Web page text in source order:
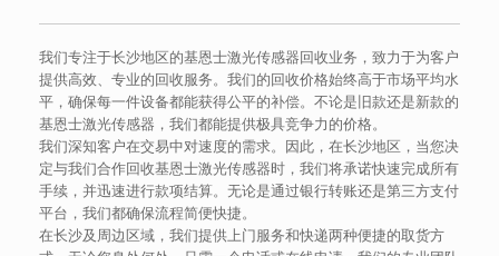
我们专注于长沙地区的基恩士激光传感器回收业务，致力于为客户
提供高效、专业的回收服务。我们的回收价格始终高于市场平均水
平，确保每一件设备都能获得公平的补偿。不论是旧款还是新款的
基恩士激光传感器，我们都能提供极具竞争力的价格。
我们深知客户在交易中对速度的需求。因此，在长沙地区，当您决
定与我们合作回收基恩士激光传感器时，我们将承诺快速完成所有
手续，并迅速进行款项结算。无论是通过银行转账还是第三方支付
平台，我们都确保流程简便快捷。
在长沙及周边区域，我们提供上门服务和快递两种便捷的取货方